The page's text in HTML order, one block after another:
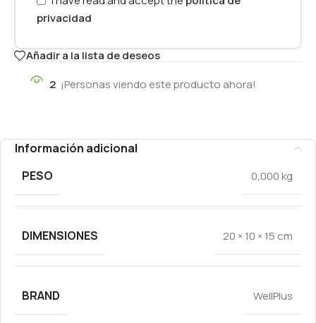
privacidad
Añadir a la lista de deseos
2 ¡Personas viendo este producto ahora!
Información adicional
PESO
0,000 kg
DIMENSIONES 20 × 10 × 15 cm
BRAND WellPlus